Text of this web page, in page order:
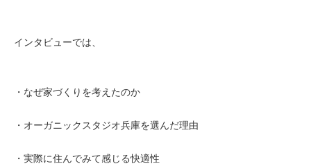
インタビューでは、
・なぜ家づくりを考えたのか
・オーガニックスタジオ兵庫を選んだ理由
・実際に住んでみて感じる快適性